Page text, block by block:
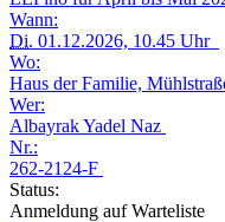
Wann:
Di. 01.12.2026, 10.45 Uhr
Wo:
Haus der Familie,
Wer:
Albayrak Yadel Naz
Nr.:
262-2124-F
Status:
Anmeldung auf Warteliste